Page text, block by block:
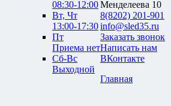
08:30-12:00
Вт, Чт
13:00-17:30
Пт
Приема нет
Сб-Вс
Выходной
Менделеева 10
8(8202) 201-901
info@sled35.ru
Заказать звонок
Написать нам
ВКонтакте
Главная